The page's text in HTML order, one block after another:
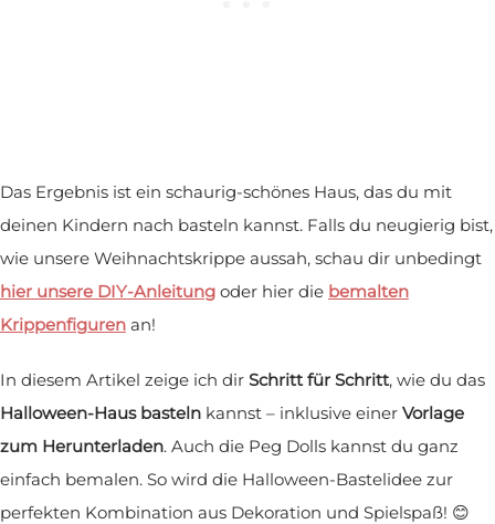
Das Ergebnis ist ein schaurig-schönes Haus, das du mit
deinen Kindern nach basteln kannst. Falls du neugierig bist,
wie unsere Weihnachtskrippe aussah, schau dir unbedingt
hier unsere DIY-Anleitung oder hier die bemalten
Krippenfiguren an!
In diesem Artikel zeige ich dir Schritt für Schritt, wie du das
Halloween-Haus basteln kannst – inklusive einer Vorlage
zum Herunterladen. Auch die Peg Dolls kannst du ganz
einfach bemalen. So wird die Halloween-Bastelidee zur
perfekten Kombination aus Dekoration und Spielspaß! 😊